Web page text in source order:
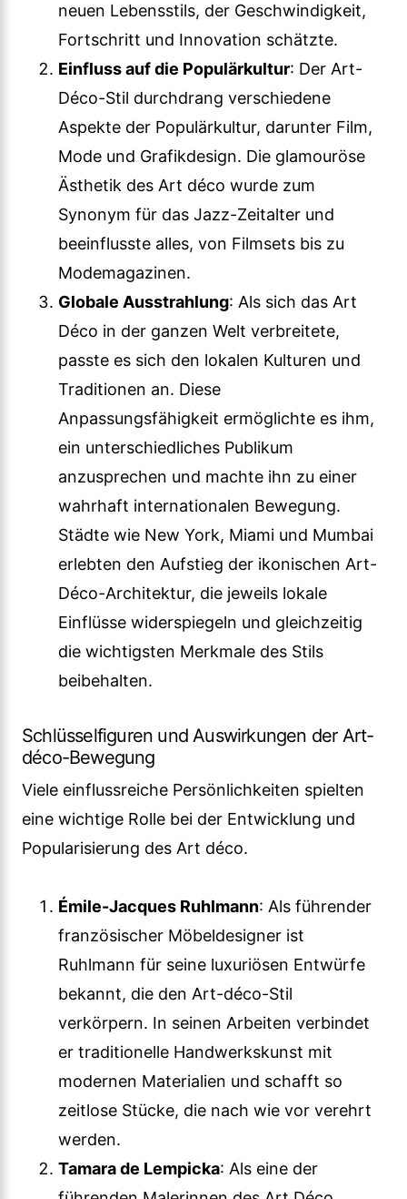
neuen Lebensstils, der Geschwindigkeit,
Fortschritt und Innovation schätzte.
Einfluss auf die Populärkultur: Der Art-
Déco-Stil durchdrang verschiedene
Aspekte der Populärkultur, darunter Film,
Mode und Grafikdesign. Die glamouröse
Ästhetik des Art déco wurde zum
Synonym für das Jazz-Zeitalter und
beeinflusste alles, von Filmsets bis zu
Modemagazinen.
Globale Ausstrahlung: Als sich das Art
Déco in der ganzen Welt verbreitete,
passte es sich den lokalen Kulturen und
Traditionen an. Diese
Anpassungsfähigkeit ermöglichte es ihm,
ein unterschiedliches Publikum
anzusprechen und machte ihn zu einer
wahrhaft internationalen Bewegung.
Städte wie New York, Miami und Mumbai
erlebten den Aufstieg der ikonischen Art-
Déco-Architektur, die jeweils lokale
Einflüsse widerspiegeln und gleichzeitig
die wichtigsten Merkmale des Stils
beibehalten.
Schlüsselfiguren und Auswirkungen der Art-
déco-Bewegung
Viele einflussreiche Persönlichkeiten spielten
eine wichtige Rolle bei der Entwicklung und
Popularisierung des Art déco.
Émile-Jacques Ruhlmann: Als führender
französischer Möbeldesigner ist
Ruhlmann für seine luxuriösen Entwürfe
bekannt, die den Art-déco-Stil
verkörpern. In seinen Arbeiten verbindet
er traditionelle Handwerkskunst mit
modernen Materialien und schafft so
zeitlose Stücke, die nach wie vor verehrt
werden.
Tamara de Lempicka: Als eine der